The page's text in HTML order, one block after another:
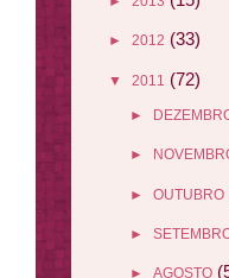
► 2012 (33)
▼ 2011 (72)
►
►
► OUTUBRO
►
► AGOSTO